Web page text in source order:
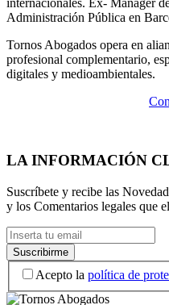
internacionales. Ex- Manager
Administración Pública en
Tornos Abogados opera en
profesional complementario,
digitales y medioambientales.
LA INFORMACIÓN
Suscríbete y recibe las
y los Comentarios legales que
Acepto la política de